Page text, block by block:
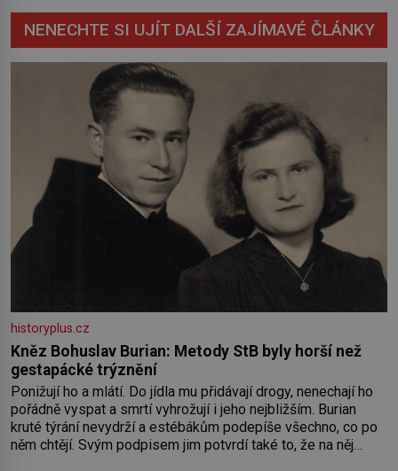
NENECHTE SI UJÍT DALŠÍ ZAJÍMAVÉ ČLÁNKY
historyplus.cz
Kněz Bohuslav Burian: Metody StB byly horší než
gestapácké trýznění
Ponižují ho a mlátí. Do jídla mu přidávají drogy, nenechají ho
pořádně vyspat a smrtí vyhrožují i jeho nejbližším. Burian
kruté týrání nevydrží a estébákům podepíše všechno, co po
něm chtějí. Svým podpisem jim potvrdí také to, že na něj